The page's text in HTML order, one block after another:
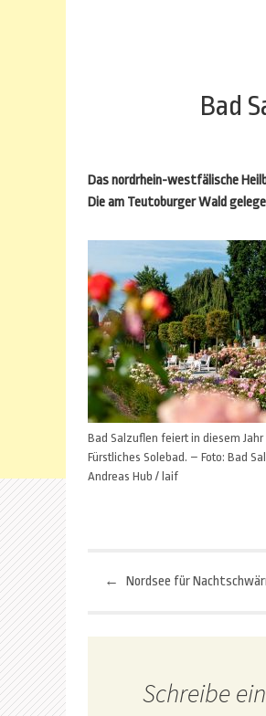
Bad
Das nordrhein-westfälische
Die am Teutoburger Wald
Bad Salzuflen feiert in diesem Jahr
Fürstliches Solebad. – Foto: Bad
Andreas Hub / laif
←
Schreibe